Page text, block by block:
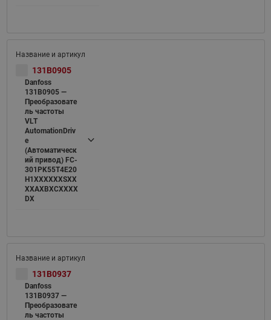
131B0905
Danfoss
131B0905 —
Преобразовате
ль частоты
VLT
AutomationDriv
e
(Автоматическ
ий привод) FC-
301PK55T4E20
H1XXXXXXSXX
XXAXBXCXXXX
DX
131B0937
Danfoss
131B0937 —
Преобразовате
ль частоты